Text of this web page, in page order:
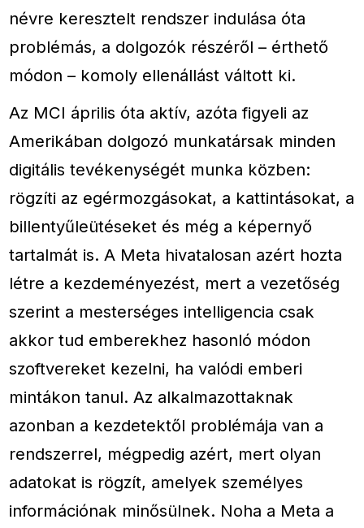
névre keresztelt rendszer indulása óta
problémás, a dolgozók részéről – érthető
módon – komoly ellenállást váltott ki.
Az MCI április óta aktív, azóta figyeli az
Amerikában dolgozó munkatársak minden
digitális tevékenységét munka közben:
rögzíti az egérmozgásokat, a kattintásokat, a
billentyűleütéseket és még a képernyő
tartalmát is. A Meta hivatalosan azért hozta
létre a kezdeményezést, mert a vezetőség
szerint a mesterséges intelligencia csak
akkor tud emberekhez hasonló módon
szoftvereket kezelni, ha valódi emberi
mintákon tanul. Az alkalmazottaknak
azonban a kezdetektől problémája van a
rendszerrel, mégpedig azért, mert olyan
adatokat is rögzít, amelyek személyes
információnak minősülnek. Noha a Meta a